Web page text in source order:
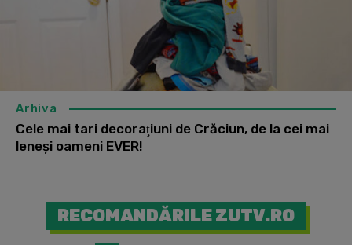
Arhiva
Cele mai tari decoraţiuni de Crăciun, de la cei mai
leneşi oameni EVER!
RECOMANDĂRILE ZUTV.RO